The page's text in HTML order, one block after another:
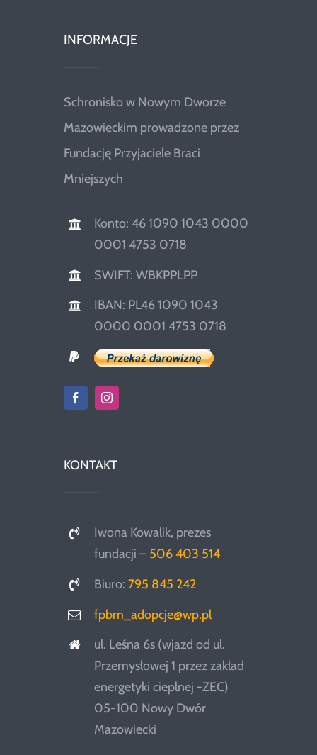
INFORMACJE
Schronisko w Nowym Dworze
Mazowieckim prowadzone przez
Fundację Przyjaciele Braci
Mniejszych
Konto: 46 1090 1043 0000
0001 4753 0718
SWIFT: WBKPPLPP
IBAN: PL46 1090 1043
0000 0001 4753 0718
KONTAKT
Iwona Kowalik, prezes
fundacji – 506 403 514
Biuro:795 845 242
fpbm_adopcje@wp.pl
ul. Leśna 6s (wjazd od ul.
Przemysłowej 1 przez zakład
energetyki cieplnej -ZEC)
05-100 Nowy Dwór
Mazowiecki